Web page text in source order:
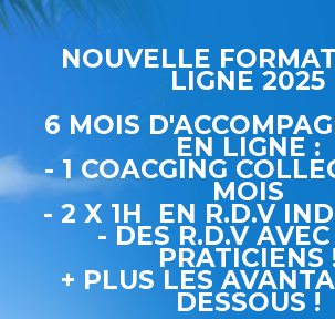
NOUVELLE
LIGNE 2025
6 MOIS
EN LIGNE :
- 1 COACGING
MOIS
- 2 X 1H EN R.D.V
- DES R.D.V
PRATICIENS
+ PLUS LES
DESSOUS !